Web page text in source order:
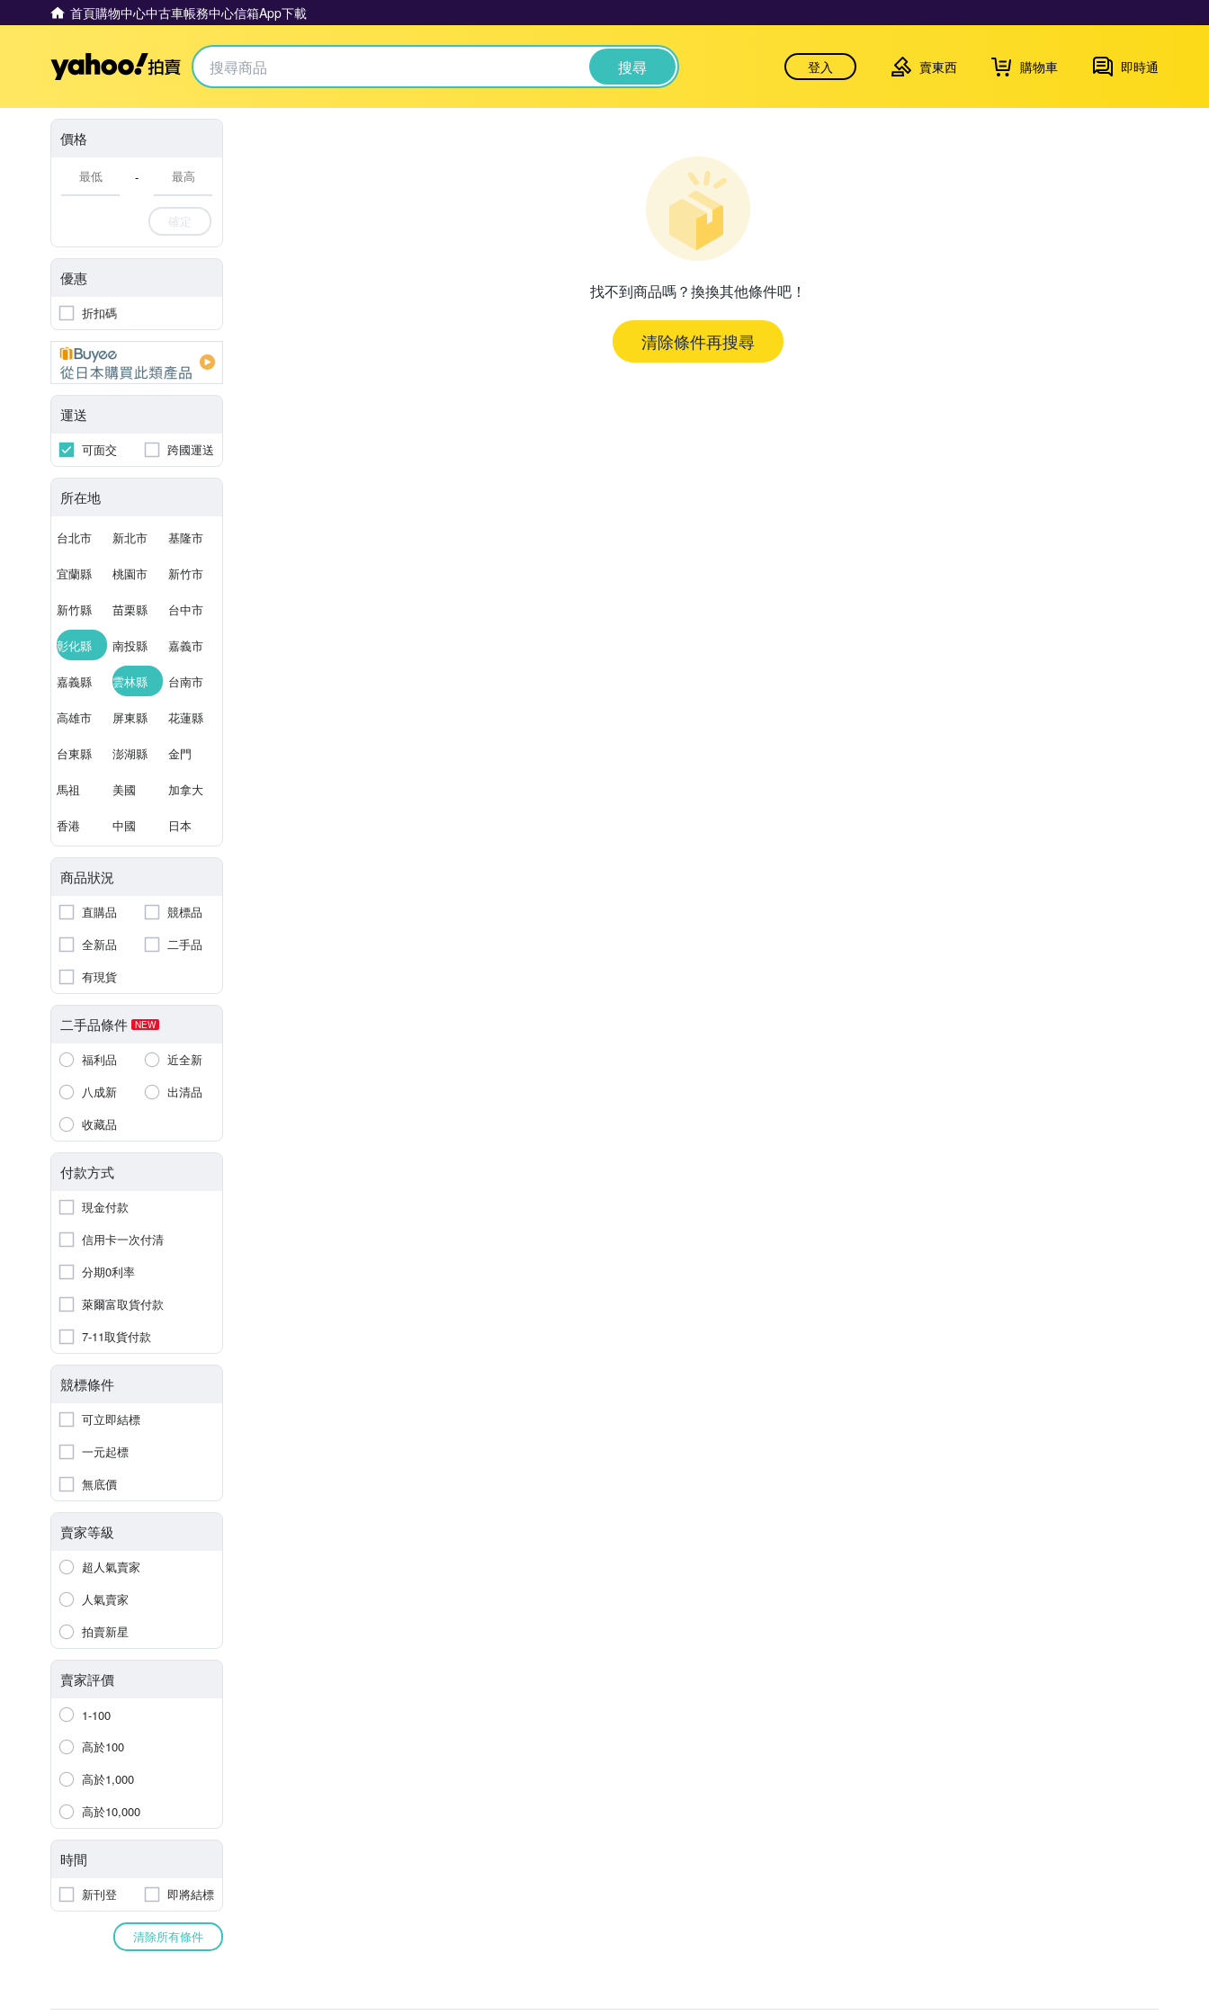
首頁購物中心中古車帳務中心信箱App下載
Yahoo拍賣 搜尋 登入 賣東西 購物車 即時通
價格
-
確定
優惠
折扣碼
運送
可面交 跨國運送
所在地
台北市 新北市 基隆市
宜蘭縣 桃園市 新竹市
新竹縣 苗栗縣 台中市
彰化縣 南投縣 嘉義市
嘉義縣 雲林縣 台南市
高雄市 屏東縣 花蓮縣
台東縣 澎湖縣 金門
馬祖 美國 加拿大
香港 中國 日本
商品狀況
直購品
競標品
全新品
二手品
有現貨
二手品條件 NEW
福利品
近全新
八成新
出清品
收藏品
付款方式
現金付款
信用卡一次付清
分期0利率
萊爾富取貨付款
7-11取貨付款
競標條件
可立即結標
一元起標
無底價
賣家等級
超人氣賣家
人氣賣家
拍賣新星
賣家評價
1-100
高於100
高於1,000
高於10,000
時間
新刊登 即將結標
清除所有條件
找不到商品嗎？換換其他條件吧！
清除條件再搜尋